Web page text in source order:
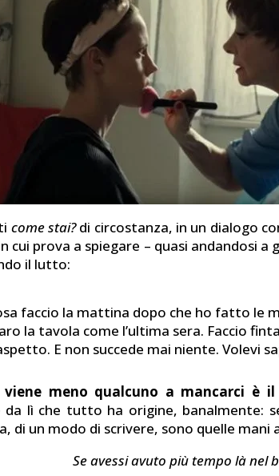
come stai?di circostanza, in un dialogo
cui prova a spiegare – quasi andandosi
il lutto:
faccio la mattina dopo che ho fatto le
la tavola come l’ultima sera. Faccio
E non succede mai niente. Volevi
viene meno qualcuno a mancarci è
da lì che tutto ha origine, banalmente:
di un modo di scrivere, sono quelle mani
Se avessi avuto più tempo là nel